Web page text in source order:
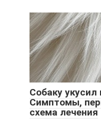
Собаку
Симптомы,
схема лечения